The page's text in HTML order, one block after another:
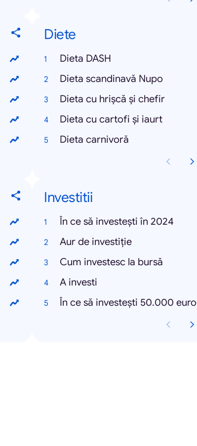
Diete
Dieta DASH
Dieta scandinavă Nupo
Dieta cu hrișcă și chefir
Dieta cu cartofi și iaurt
Dieta carnivoră
Investitii
În ce să investești în 2024
Aur de investiție
Cum investesc la bursă
A investi
În ce să investești 50.000 euro